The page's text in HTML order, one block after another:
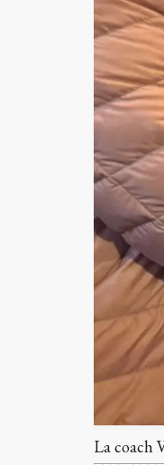
La coach